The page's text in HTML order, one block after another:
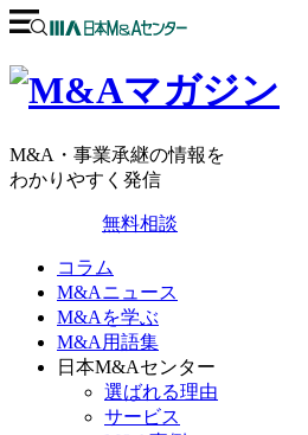
M&A・事業承継の情報を
わかりやすく発信
無料相談
コラム
M&Aニュース
M&Aを学ぶ
M&A用語集
日本M&Aセンター
選ばれる理由
サービス